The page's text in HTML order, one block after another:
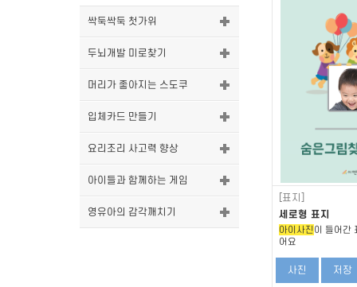
싹둑싹둑 첫가위
두뇌개발 미로찾기
머리가 좋아지는 스도쿠
입체카드 만들기
요리조리 사고력 향상
아이들과 함께하는 게임
영유아의 감각깨치기
[표지]
세로형 표지
아이사진 이 들어간
어요
사진 저장